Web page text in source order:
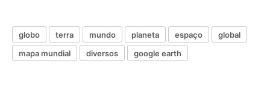
globo terra mundo planeta espaço
global
mapa mundial
diversos google earth